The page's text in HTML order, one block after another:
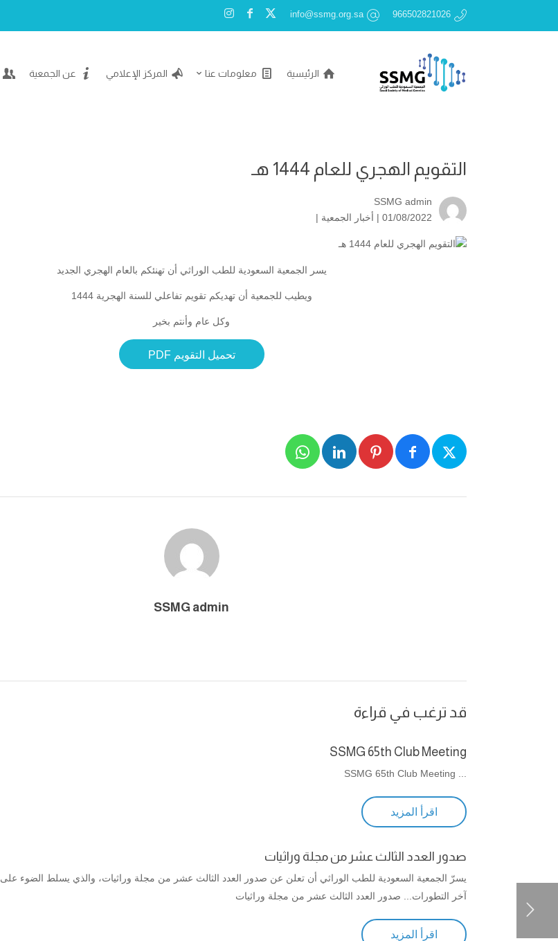
966502821026
info@ssmg.org.sa
الرئيسية معلومات عنا المركز الإعلامي عن الجمعية
التقويم الهجري للعام 1444 هـ
SSMG admin
01/08/2022 |
أخبار الجمعية |
يسر الجمعية السعودية للطب الوراثي أن تهنئكم بالعام الهجري الجديد
ويطيب للجمعية أن تهديكم تقويم تفاعلي للسنة الهجرية 1444
وكل عام وأنتم بخير
تحميل التقويم PDF
SSMG admin
قد ترغب في قراءة
SSMG 65th Club Meeting
اقرأ المزيد
صدور العدد الثالث عشر من مجلة وراثيات
يسرّ الجمعية السعودية للطب الوراثي أن تعلن عن صدور العدد الثالث عشر من مجلة وراثيات، والذي يسلط الضوء على
آخر التطورات... صدور العدد الثالث عشر من مجلة وراثيات
اقرأ المزيد